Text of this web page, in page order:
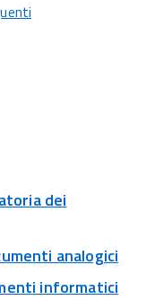
dei
analogici
informatici